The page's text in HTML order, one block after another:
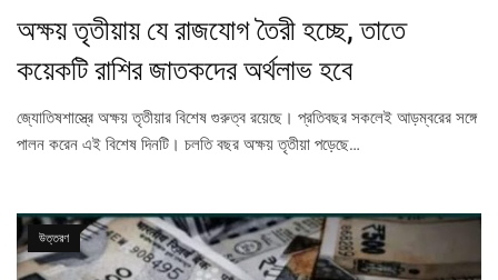
অক্ষয় তৃতীয়ায় যে রাজযোগ তৈরী হচ্ছে, তাতে
কয়েকটি রাশির জাতকদের অর্থলাভ হবে
জ্যোতিষশাস্ত্রে অক্ষয় তৃতীয়ার বিশেষ গুরুত্ব রয়েছে। প্রতিবছর সকলেই আড়ম্বরের সঙ্গে
পালন করেন এই বিশেষ দিনটি। চলতি বছর অক্ষয় তৃতীয়া পড়েছে…
উত্তরণ